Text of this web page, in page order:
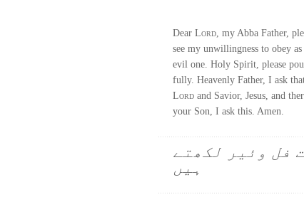
Dear Lord, my Abba Father,
see my unwillingness to obey
evil one. Holy Spirit, please
fully. Heavenly Father, I ask
Lord and Savior, Jesus, and
your Son, I ask this. Amen.
فل وئیر لکھتے
ہیں